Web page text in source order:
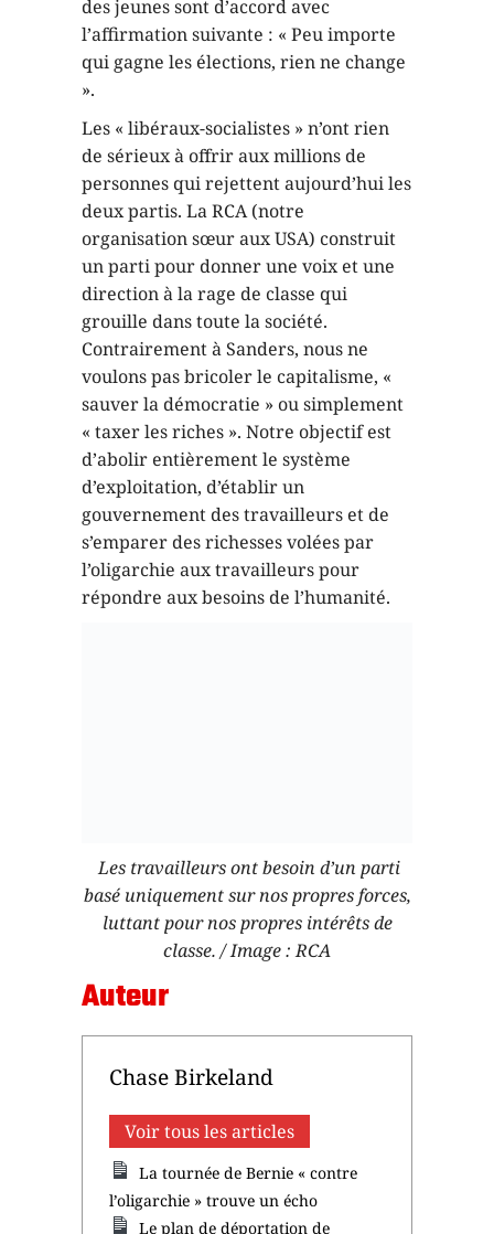
personnes qui rejettent aujourd’hui les
deux partis. La RCA (notre
organisation sœur aux USA) construit
un parti pour donner une voix et une
direction à la rage de classe qui
grouille dans toute la société.
Contrairement à Sanders, nous ne
voulons pas bricoler le capitalisme, «
sauver la démocratie » ou simplement
« taxer les riches ». Notre objectif est
d’abolir entièrement le système
d’exploitation, d’établir un
gouvernement des travailleurs et de
s’emparer des richesses volées par
l’oligarchie aux travailleurs pour
répondre aux besoins de l’humanité.
Chase Birkeland
Voir tous les articles
La tournée de Bernie « contre
Trump : une recette pour une crise
économique